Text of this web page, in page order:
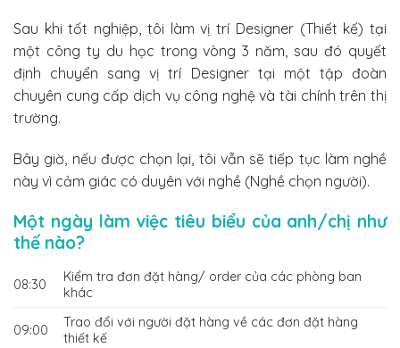
Sau khi tốt nghiệp, tôi làm vị trí Designer (Thiết kế) tại
một công ty du học trong vòng 3 năm, sau đó quyết
định chuyển sang vị trí Designer tại một tập đoàn
chuyên cung cấp dịch vụ công nghệ và tài chính trên thị
trường.
Bây giờ, nếu được chọn lại, tôi vẫn sẽ tiếp tục làm nghề
này vì cảm giác có duyên với nghề (Nghề chọn người).
Một ngày làm việc tiêu biểu của anh/chị như
thế nào?
08:30
Kiểm tra đơn đặt hàng/ order của các phòng ban
khác
09:00
Trao đổi với người đặt hàng về các đơn đặt hàng
thiết kế